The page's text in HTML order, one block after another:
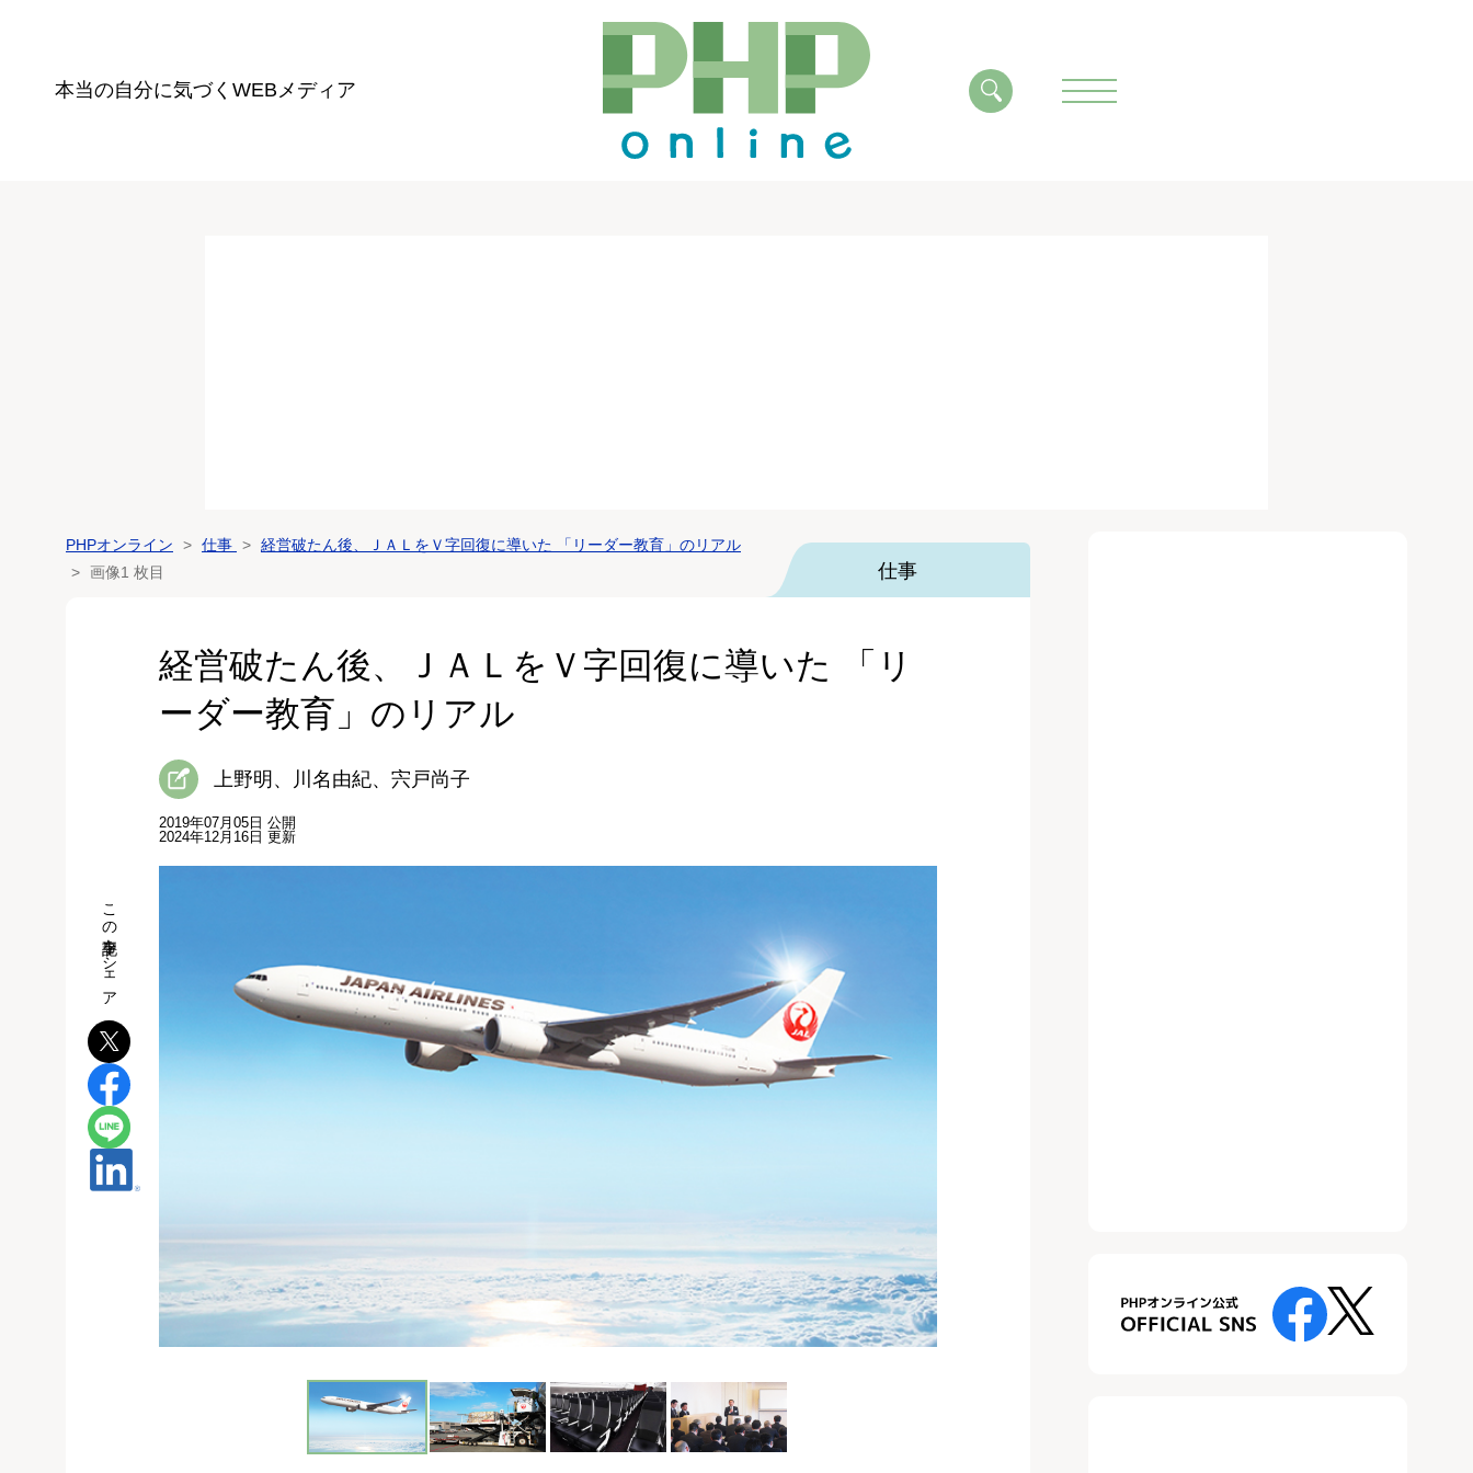
本当の自分に気づく WEBメディア
PHPオンライン 仕事
経営破たん後、ＪＡＬをＶ字回復に導いた 「リーダー教育」のリアル
画像1 枚目
仕事
経営破たん後、ＪＡＬをＶ字回復に導いた 「リ
ーダー教育」のリアル
上野明、川名由紀、宍戸尚子
2019年07月05日 公開
2024年12月16日 更新
この記事をシェア